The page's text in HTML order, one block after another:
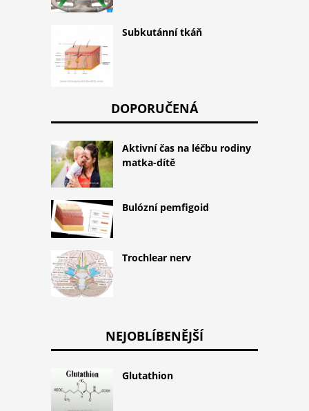
Subkutánní tkáň
DOPORUČENÁ
Aktivní čas na léčbu rodiny
matka-dítě
Bulózní pemfigoid
Trochlear nerv
NEJOBLÍBENĚJŠÍ
Glutathion